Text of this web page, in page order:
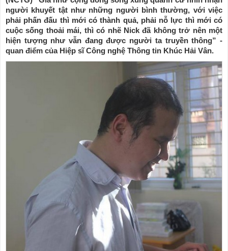
người khuyết tật như những người bình thường, với việc
phải phấn đấu thì mới có thành quả, phải nỗ lực thì mới có
cuộc sống thoải mái, thì có nhẽ Nick đã không trở nên một
hiện tượng như vẫn đang được người ta truyền thông” -
quan điểm của Hiệp sĩ Công nghệ Thông tin Khúc Hải Vân.